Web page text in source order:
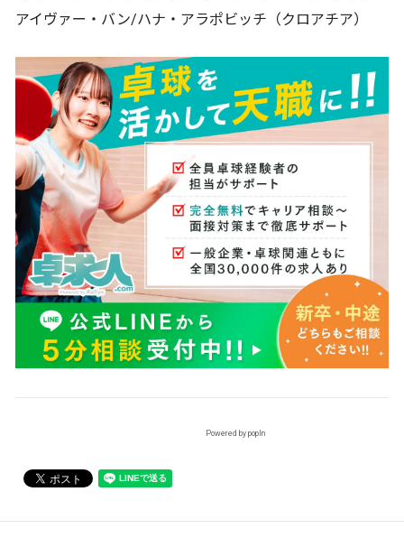
アイヴァー・バン/ハナ・アラポビッチ（クロアチア）
Powered by popIn